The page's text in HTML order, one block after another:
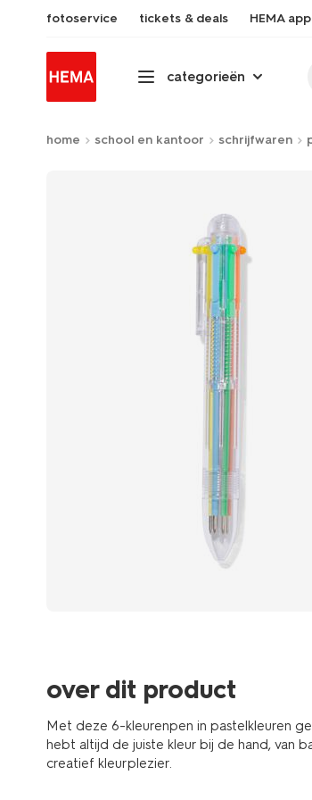
fotoservice tickets & deals HEMA app
categorieën
home school en kantoor schrijfwaren
over dit product
Met deze 6-kleurenpen in pastelkleuren
hebt altijd de juiste kleur bij de hand, van
creatief kleurplezier.